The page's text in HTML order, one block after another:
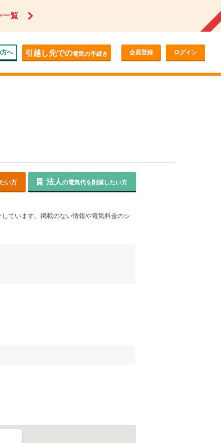
一覧
へ 引越し先での電気の手続き 会員登録 ログイン
い方 法人の電気代を削減したい方
ています。掲載のない情報や電気料金のシ